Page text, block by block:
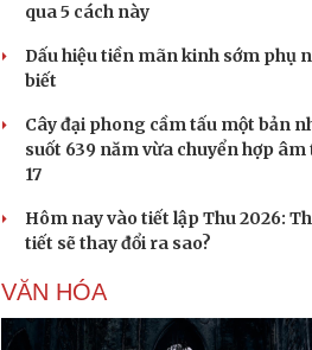
Hạt giống tâm hồn
qua 5 cách này
Dấu hiệu tiền mãn kinh sớm phụ
biết
Cây đại phong cầm tấu một bản
suốt 639 năm vừa chuyển hợp âm
17
Hôm nay vào tiết lập Thu 2026:
tiết sẽ thay đổi ra sao?
VĂN HÓA